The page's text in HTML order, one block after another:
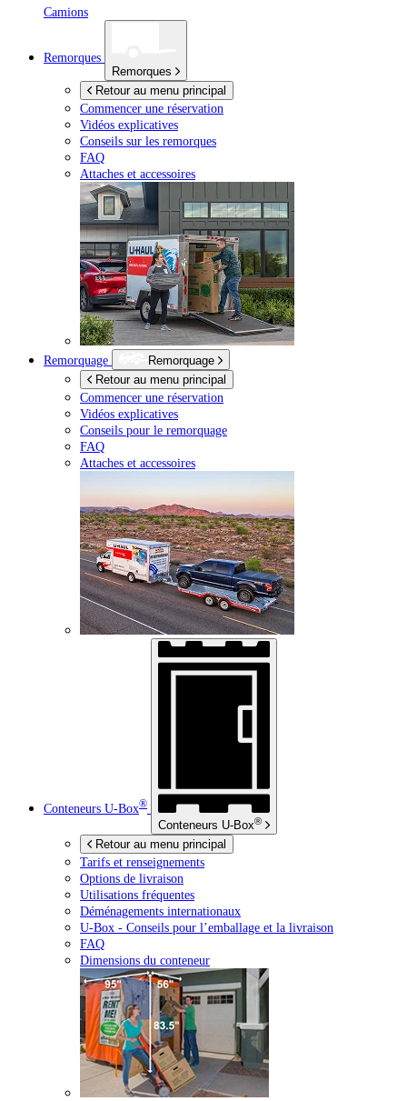
Camions
Remorques
Remorques
Retour au menu principal
Commencer une réservation
Vidéos explicatives
Conseils sur les remorques
FAQ
Attaches et accessoires
Remorquage
Remorquage
Retour au menu principal
Commencer une réservation
Vidéos explicatives
Conseils pour le remorquage
FAQ
Attaches et accessoires
Conteneurs U-Box®
Conteneurs U-Box®
Retour au menu principal
Tarifs et renseignements
Options de livraison
Utilisations fréquentes
Déménagements internationaux
U-Box - Conseils pour l’emballage et la livraison
FAQ
Dimensions du conteneur